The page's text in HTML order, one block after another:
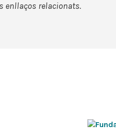
enllaços relacionats.